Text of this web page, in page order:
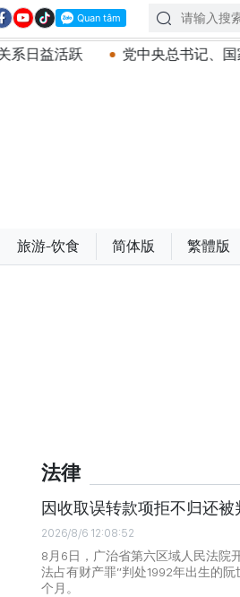
党中央总书记、国家主席苏林：建
旅游-饮食 简体版 繁體版
法律
因收取误转款项拒不归还被
2026/8/6 12:08:52
8月6日，广治省第六区域人民法院
法占有财产罪”判处1992年出生的阮
个月。